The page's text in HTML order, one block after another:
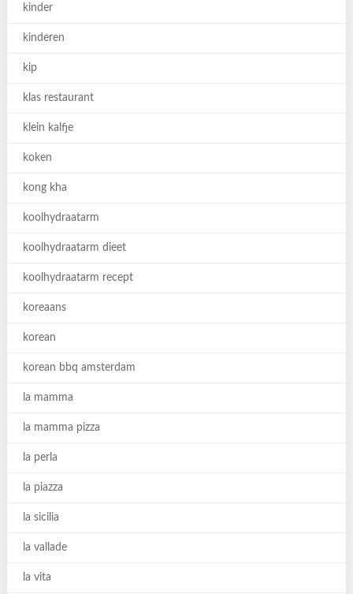
kinder
kinderen
kip
klas restaurant
klein kalfje
koken
kong kha
koolhydraatarm
koolhydraatarm dieet
koolhydraatarm recept
koreaans
korean
korean bbq amsterdam
la mamma
la mamma pizza
la perla
la piazza
la sicilia
la vallade
la vita